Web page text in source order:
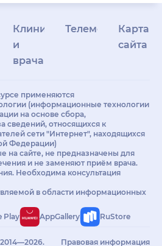
Клиникам
и
врачам
Телемедицина
Карта
сайта
применяются
(информационные технологии
на основе сбора,
сведений, относящихся к
сети "Интернет", находящихся
Федерации)
на сайте, не предназначены для
и не заменяют приём врача.
Необходима консультация
в области информационных
Play AppGallery RuStore
Правовая информация